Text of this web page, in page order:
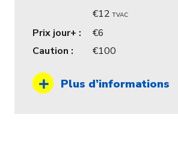
12 TVAC
Prix jour+ :
6
Caution :
100
Plus d’informations